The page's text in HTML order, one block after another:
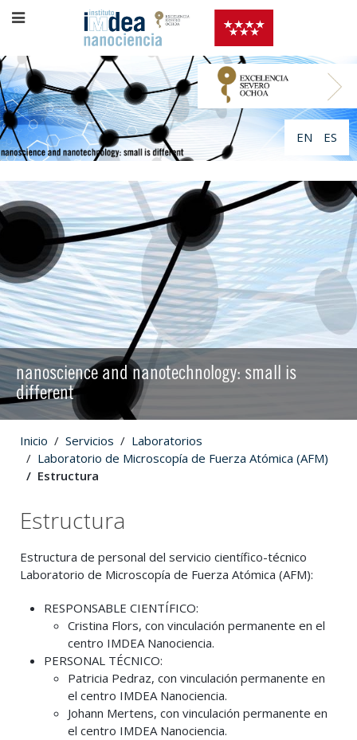
EN ES
nanoscience and nanotechnology: small is
different
Inicio Servicios
Laboratorios
Laboratorio de Microscopía de Fuerza Atómica (AFM)
Estructura
Estructura
Estructura de personal del servicio científico-técnico
Laboratorio de Microscopía de Fuerza Atómica (AFM):
RESPONSABLE CIENTÍFICO:
Cristina Flors, con vinculación permanente en el
centro IMDEA Nanociencia.
PERSONAL TÉCNICO:
Patricia Pedraz, con vinculación permanente en
el centro IMDEA Nanociencia.
Johann Mertens, con vinculación permanente en
el centro IMDEA Nanociencia.